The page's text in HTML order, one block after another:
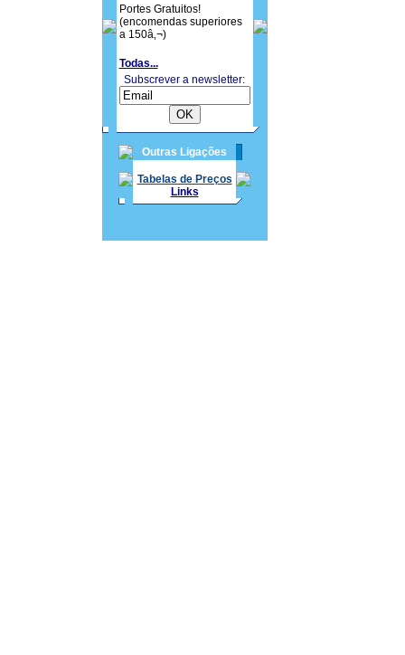
Portes Gratuitos!
(encomendas superiores
a 150â‚¬)
Todas...
Subscrever a newsletter:
Outras Ligações
Tabelas de Preços
Links